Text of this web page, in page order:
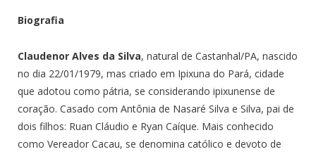
Biografia
Claudenor Alves da Silva, natural de Castanhal/PA, nascido
no dia 22/01/1979, mas criado em Ipixuna do Pará, cidade
que adotou como pátria, se considerando ipixunense de
coração. Casado com Antônia de Nasaré Silva e Silva, pai de
dois filhos: Ruan Cláudio e Ryan Caíque. Mais conhecido
como Vereador Cacau, se denomina católico e devoto de